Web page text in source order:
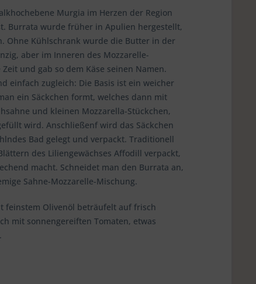
Murgia im Herzen der Region
Burrata wurde früher in Apulien hergestellt,
Ohne Kühlschrank wurde die Butter in der
aber im Inneren des Mozzarelle-
und gab so dem Käse seinen Namen.
einfach zugleich: Die Basis ist ein weicher
ein Säckchen formt, welches dann mit
und kleinen Mozzarella-Stückchen,
wird. Anschließenf wird das Säckchen
Bad gelegt und verpackt. Traditionell
des Liliengewächses Affodill verpackt,
macht. Schneidet man den Burrata an,
Sahne-Mozzarelle-Mischung.
feinstem Olivenöl beträufelt auf frisch
mit sonnengereiften Tomaten, etwas